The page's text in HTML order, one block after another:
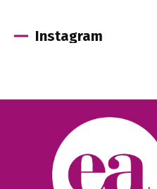
Instagram